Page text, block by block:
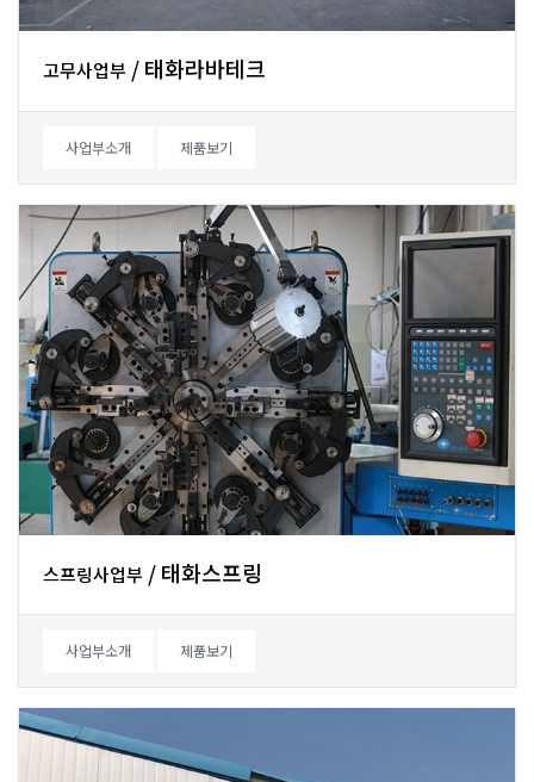
고무사업부 /태화라바테크
사업부소개 제품보기
스프링사업부 /태화스프링
사업부소개 제품보기